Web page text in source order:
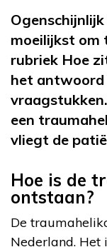
moeilijkst om
rubriek Hoe
het antwoord
een
vliegt de
Hoe is de
ontstaan?
De
Nederland. Het